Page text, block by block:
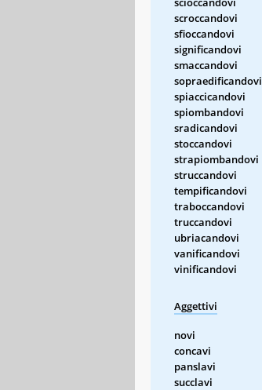
scroccandovi
sfioccandovi
significandovi
smaccandovi
sopraedificandovi
spiaccicandovi
spiombandovi
sradicandovi
stoccandovi
strapiombandovi
struccandovi
tempificandovi
traboccandovi
truccandovi
ubriacandovi
vanificandovi
vinificandovi
Aggettivi
novi
concavi
panslavi
succlavi